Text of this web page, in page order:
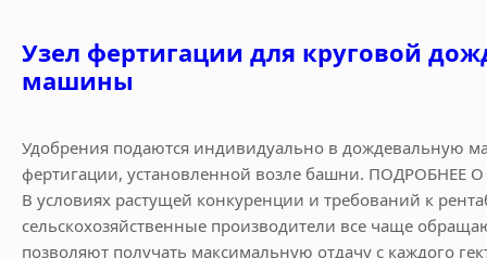
Узел фертигации для круговой
машины
Удобрения подаются индивидуально в дождевальную
фертигации, установленной возле башни.
В условиях растущей конкуренции и требований к
сельскохозяйственные производители все чаще
позволяют получать максимальную отдачу с каждого